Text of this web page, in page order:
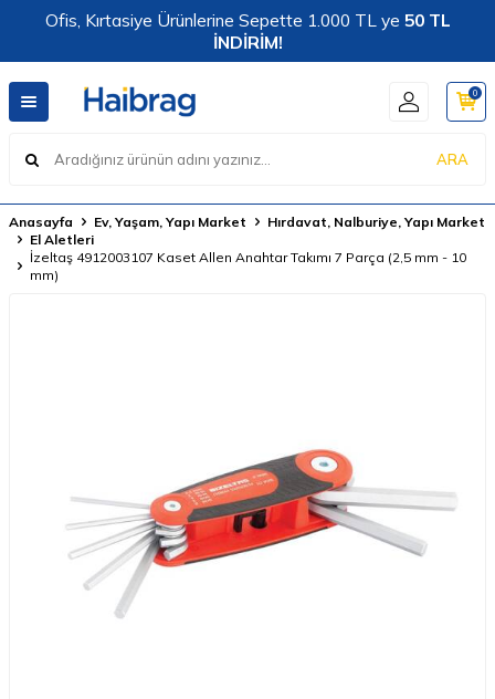
Ofis, Kırtasiye Ürünlerine Sepette 1.000 TL ye 50 TL
İNDİRİM!
ARA
0
Anasayfa Ev, Yaşam, Yapı Market
Hırdavat, Nalburiye, Yapı Market
El Aletleri
İzeltaş 4912003107 Kaset Allen Anahtar Takımı 7 Parça (2,5 mm - 10
mm)